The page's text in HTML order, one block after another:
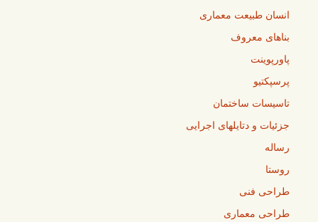
انسان طبیعت معماری
بناهای معروف
پاورپوینت
پرسپکتیو
تاسیسات ساختمان
جزئیات و دتایلهای اجرایی
رساله
روستا
طراحی فنی
طراحی معماری